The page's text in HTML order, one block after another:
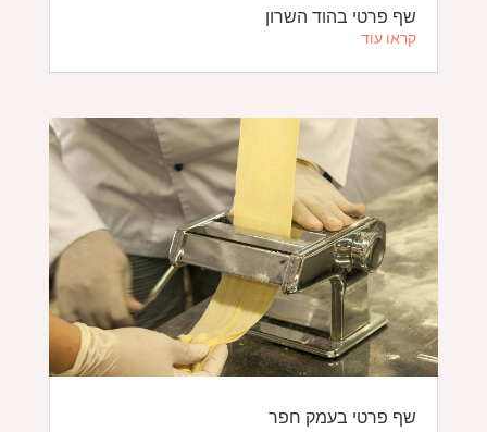
שף פרטי בהוד השרון
קראו עוד
שף פרטי בעמק חפר